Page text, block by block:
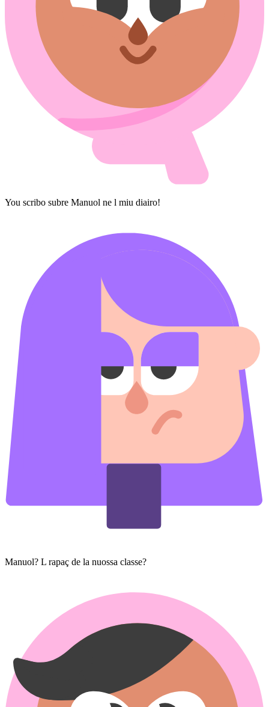
You scribo subre Manuol ne l miu diairo!
Manuol? L rapaç de la nuossa classe?